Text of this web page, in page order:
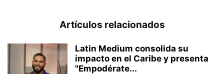
Artículos relacionados
Latin Medium consolida su
impacto en el Caribe y presenta
"Empodérate...